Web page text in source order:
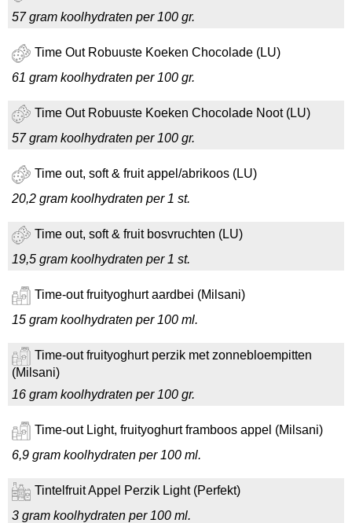
57 gram koolhydraten per 100 gr.
Time Out Robuuste Koeken Chocolade (LU)
61 gram koolhydraten per 100 gr.
Time Out Robuuste Koeken Chocolade Noot (LU)
57 gram koolhydraten per 100 gr.
Time out, soft & fruit appel/abrikoos (LU)
20,2 gram koolhydraten per 1 st.
Time out, soft & fruit bosvruchten (LU)
19,5 gram koolhydraten per 1 st.
Time-out fruityoghurt aardbei (Milsani)
15 gram koolhydraten per 100 ml.
Time-out fruityoghurt perzik met zonnebloempitten
(Milsani)
16 gram koolhydraten per 100 gr.
Time-out Light, fruityoghurt framboos appel (Milsani)
6,9 gram koolhydraten per 100 ml.
Tintelfruit Appel Perzik Light (Perfekt)
3 gram koolhydraten per 100 ml.